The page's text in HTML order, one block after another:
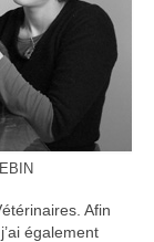
Afin
également